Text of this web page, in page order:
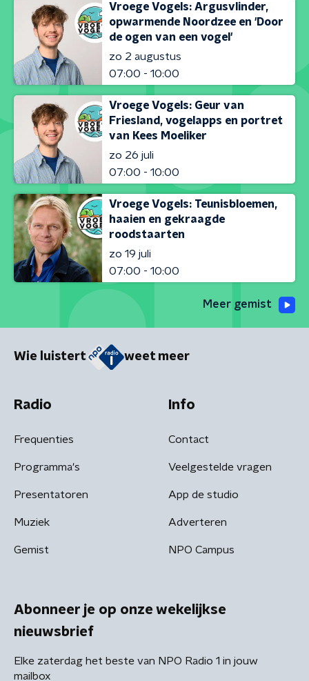
Vroege Vogels: Argusvlinder,
opwarmende Noordzee en 'Door
de ogen van een vogel'
zo 2 augustus
07:00 - 10:00
Vroege Vogels: Geur van
Friesland, vogelapps en portret
van Kees Moeliker
zo 26 juli
07:00 - 10:00
Vroege Vogels: Teunisbloemen,
haaien en gekraagde
roodstaarten
zo 19 juli
07:00 - 10:00
Meer gemist
Wie luistert weet meer
Radio
Frequenties
Programma's
Presentatoren
Muziek
Gemist
Info
Contact
Veelgestelde vragen
App de studio
Adverteren
NPO Campus
Abonneer je op onze wekelijkse
nieuwsbrief
Elke zaterdag het beste van NPO Radio 1 in jouw
mailbox